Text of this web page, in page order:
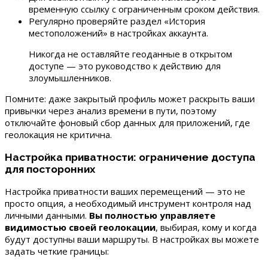
временную ссылку с ограниченным сроком действия.
Регулярно проверяйте раздел «История
местоположений» в настройках аккаунта.
Никогда не оставляйте геоданные в открытом
доступе — это руководство к действию для
злоумышленников.
Помните: даже закрытый профиль может раскрыть ваши
привычки через анализ времени в пути, поэтому
отключайте фоновый сбор данных для приложений, где
геолокация не критична.
Настройка приватности: ограничение доступа
для посторонних
Настройка приватности ваших перемещений — это не
просто опция, а необходимый инструмент контроля над
личными данными. Вы полностью управляете
видимостью своей геолокации, выбирая, кому и когда
будут доступны ваши маршруты. В настройках вы можете
задать четкие границы: